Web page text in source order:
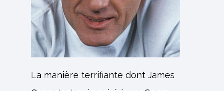
La manière terrifiante dont James